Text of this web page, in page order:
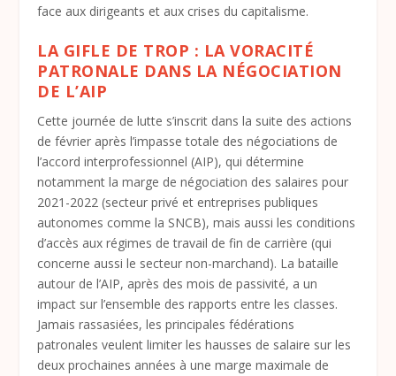
face aux dirigeants et aux crises du capitalisme.
LA GIFLE DE TROP : LA VORACITÉ
PATRONALE DANS LA NÉGOCIATION
DE L’AIP
Cette journée de lutte s’inscrit dans la suite des actions
de février après l’impasse totale des négociations de
l’accord interprofessionnel (AIP), qui détermine
notamment la marge de négociation des salaires pour
2021-2022 (secteur privé et entreprises publiques
autonomes comme la SNCB), mais aussi les conditions
d’accès aux régimes de travail de fin de carrière (qui
concerne aussi le secteur non-marchand). La bataille
autour de l’AIP, après des mois de passivité, a un
impact sur l’ensemble des rapports entre les classes.
Jamais rassasiées, les principales fédérations
patronales veulent limiter les hausses de salaire sur les
deux prochaines années à une marge maximale de